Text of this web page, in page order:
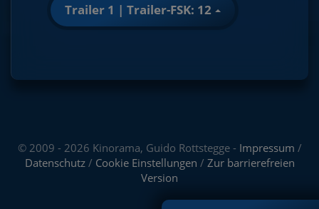
Trailer 1 | Trailer-FSK: 12
© 2009 - 2026 Kinorama, Guido Rottstegge - Impressum /
Datenschutz/ Cookie Einstellungen / Zur barrierefreien
Version